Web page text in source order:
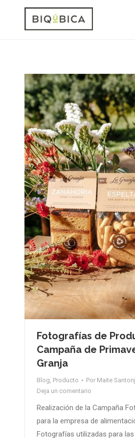
Fotografías de
Campaña de
Granja
Blog Producto Por Maite
Deja un comentario
Realización de la Campaña
para la empresa de
Fotografías utilizadas para